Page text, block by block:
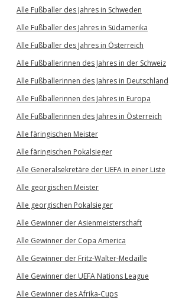
Alle Fußballer des Jahres in Schweden
Alle Fußballer des Jahres in Südamerika
Alle Fußballer des Jahres in Österreich
Alle Fußballerinnen des Jahres in der Schweiz
Alle Fußballerinnen des Jahres in Deutschland
Alle Fußballerinnen des Jahres in Europa
Alle Fußballerinnen des Jahres in Österreich
Alle färingischen Meister
Alle färingischen Pokalsieger
Alle Generalsekretäre der UEFA in einer Liste
Alle georgischen Meister
Alle georgischen Pokalsieger
Alle Gewinner der Asienmeisterschaft
Alle Gewinner der Copa America
Alle Gewinner der Fritz-Walter-Medaille
Alle Gewinner der UEFA Nations League
Alle Gewinner des Afrika-Cups